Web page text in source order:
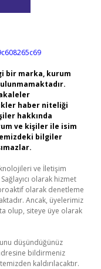
bir marka, kurum
haber niteliği
hakkında
ve kişiler ile isim
bilgiler
ve İletişim
olarak hizmet
olarak denetleme
Ancak, üyelerimiz
olup, siteye üye olarak
düşündüğünüz
bildirmeniz
kaldırılacaktır.